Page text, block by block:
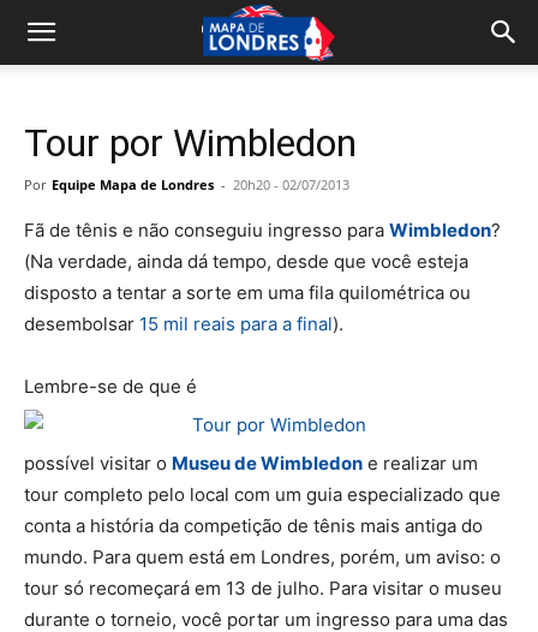
Tour por Wimbledon
Por Equipe Mapa de Londres - 20h20 - 02/07/2013
Fã de tênis e não conseguiu ingresso para Wimbledon?
(Na verdade, ainda dá tempo, desde que você esteja
disposto a tentar a sorte em uma fila quilométrica ou
desembolsar 15 mil reais para a final).
Lembre-se de que é
possível visitar o Museu de Wimbledon e realizar um
tour completo pelo local com um guia especializado que
conta a história da competição de tênis mais antiga do
mundo. Para quem está em Londres, porém, um aviso: o
tour só recomeçará em 13 de julho. Para visitar o museu
durante o torneio, você portar um ingresso para uma das